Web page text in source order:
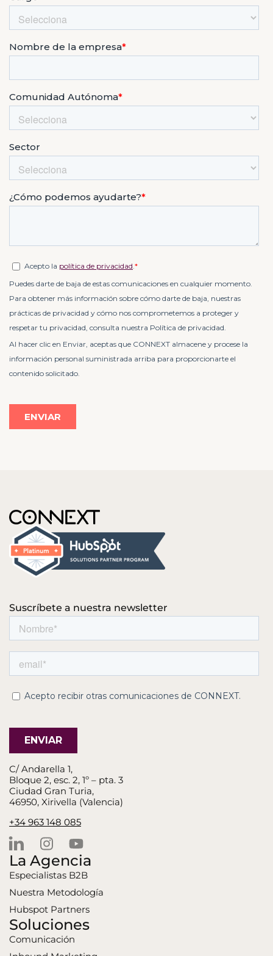
Suscríbete a nuestra newsletter
C/ Andarella 1,
Bloque 2, esc. 2, 1º – pta. 3
Ciudad Gran Turia,
46950, Xirivella (Valencia)
+34 963 148 085
La Agencia
Especialistas B2B
Nuestra Metodología
Hubspot Partners
Soluciones
Comunicación